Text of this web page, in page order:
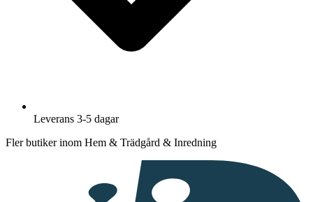
Leverans 3-5 dagar
Fler butiker inom Hem & Trädgård & Inredning